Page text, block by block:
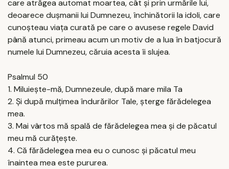
care atrăgea automat moartea, cât și prin urmările lui,
deoarece dușmanii lui Dumnezeu, închinătorii la idoli, care
cunoșteau viața curată pe care o avusese regele David
până atunci, primeau acum un motiv de a lua în batjocură
numele lui Dumnezeu, căruia acesta îi slujea.
Psalmul 50
1. Miluieşte-mă, Dumnezeule, după mare mila Ta
2. Şi după mulţimea îndurărilor Tale, şterge fărădelegea
mea.
3. Mai vârtos mă spală de fărădelegea mea şi de păcatul
meu mă curăţeşte.
4. Că fărădelegea mea eu o cunosc şi păcatul meu
înaintea mea este pururea.